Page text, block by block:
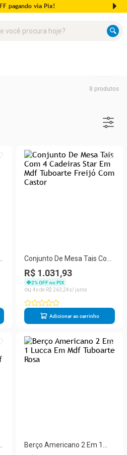
pagando via Pix!
8 produtos
Conjunto De Mesa Tais Com
4 Cadeiras Star Em Mdf
Tuboarte Freijó Com Castor
R$ 1.031,93
2% OFF no PIX
4
R$ 263 24
Adicionar ao carrinho
Berço Americano 2 Em 1